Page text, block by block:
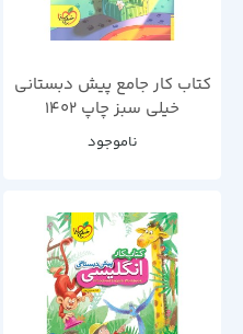
کتاب کار جامع پیش دبستانی
خیلی سبز چاپ 1402
ناموجود